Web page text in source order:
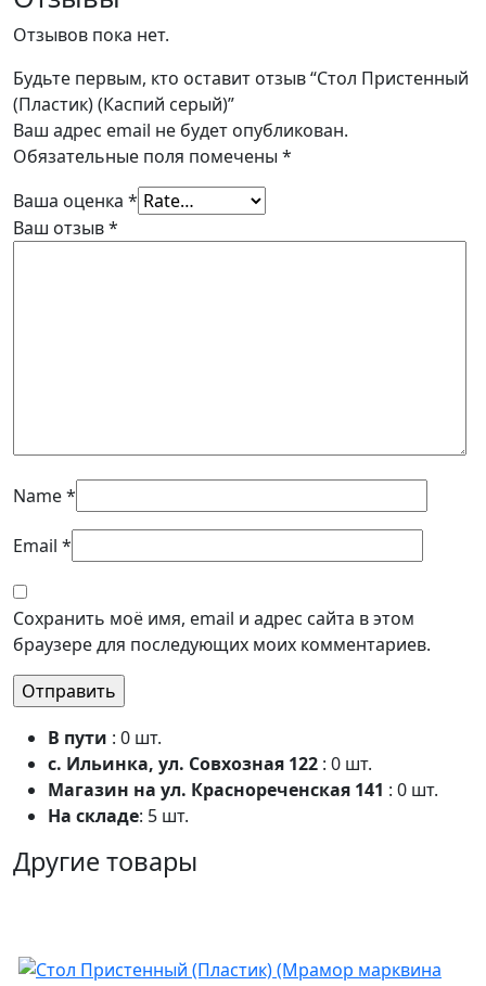
Отзывов пока нет.
Будьте первым, кто оставит отзыв “Стол Пристенный
(Пластик) (Каспий серый)”
Ваш адрес email не будет опубликован.
Обязательные поля помечены *
Ваша оценка *
Ваш отзыв*
Name*
Email *
Сохранить моё имя, email и адрес сайта в этом
браузере для последующих моих комментариев.
В пути : 0 шт.
с. Ильинка, ул. Совхозная 122 : 0 шт.
Магазин на ул. Краснореченская 141 : 0 шт.
На складе: 5 шт.
Другие товары